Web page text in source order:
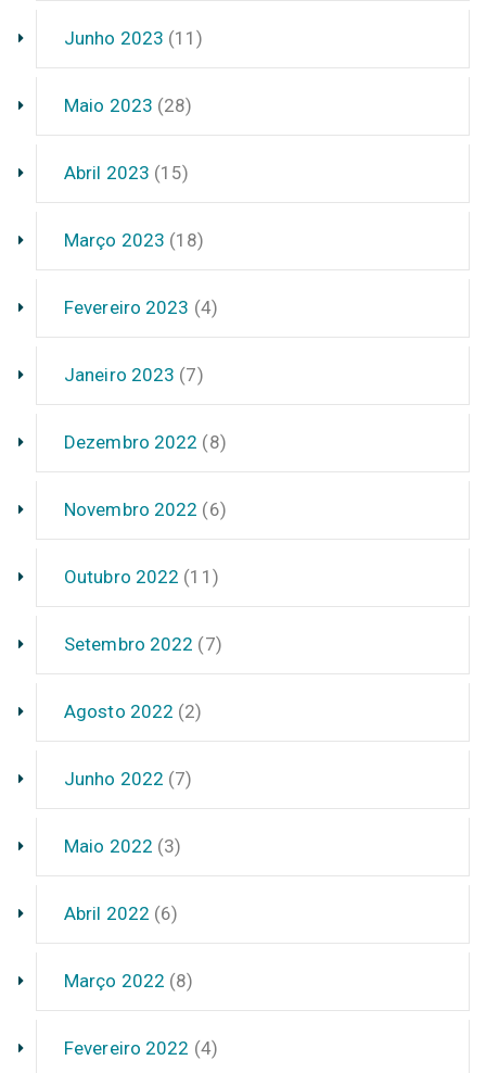
Junho 2023 (11)
Maio 2023 (28)
Abril 2023 (15)
Março 2023 (18)
Fevereiro 2023 (4)
Janeiro 2023 (7)
Dezembro 2022 (8)
Novembro 2022 (6)
Outubro 2022 (11)
Setembro 2022 (7)
Agosto 2022 (2)
Junho 2022 (7)
Maio 2022 (3)
Abril 2022 (6)
Março 2022 (8)
Fevereiro 2022 (4)